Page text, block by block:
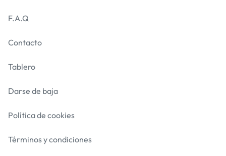
F.A.Q
Contacto
Tablero
Darse de baja
Política de cookies
Términos y condiciones